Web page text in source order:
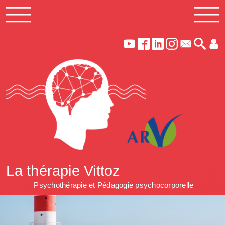
La thérapie Vittoz
Psychothérapie et Pédagogie psychocorporelle